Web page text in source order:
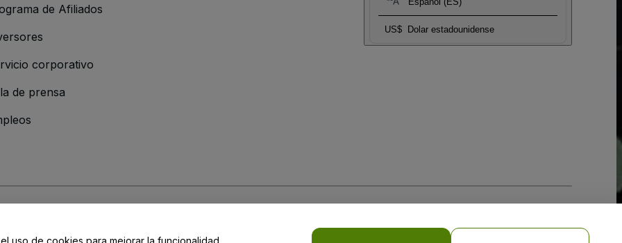
US$ Dolar estadounidense
de Afiliados
corporativo
de prensa
y de laPolítica de Privacidad para Móviles
uso de cookies para mejorar la funcionalidad